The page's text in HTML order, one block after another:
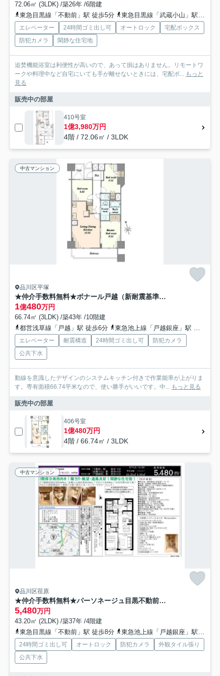
72.06㎡ (3LDK) /築26年 /6階建
東急目黒線「不動前」駅 徒歩5分
東急目黒線「武蔵小山」駅 徒歩11分
エレベーター 24時間ゴミ出し可 オートロック
宅配ボックス
防犯カメラ
閑静な住宅地
追焚機能浴室は利便性が高いので、あって損はありません。リモートワ
ークや料理中など自宅にいても手が離せないときには、宅配ボ... もっと
見る
販売中の部屋
410号室
1億3,980万円
4階 / 72.06㎡ / 3LDK
中古マンション
品川区平塚
★仲介手数料無料★ボナール戸越（新耐震基準マンション）
1億480万円
66.74㎡ (3LDK) /築43年 /10階建
都営浅草線「戸越」駅 徒歩6分
東急池上線「戸越銀座」駅 徒歩7分
エレベーター 耐震構造 24時間ゴミ出し可
防犯カメラ
公共下水
動線を意識したデザインのシステムキッチン付きで作業能率が上がりま
す。専有面積66.74平米なので、使い勝手がいいです。中... もっと見る
販売中の部屋
406号室
1億480万円
4階 / 66.74㎡ / 3LDK
中古マンション
品川区荏原
★仲介手数料無料★パーソネージュ目黒不動前第２
5,480万円
43.20㎡ (2LDK) /築37年 /4階建
東急目黒線「不動前」駅 徒歩8分
東急池上線「戸越銀座」駅 徒歩10分
24時間ゴミ出し可 オートロック 防犯カメラ
外観タイル張り
公共下水